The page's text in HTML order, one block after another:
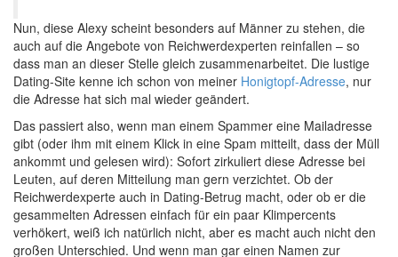
Nun, diese Alexy scheint besonders auf Männer zu stehen, die
auch auf die Angebote von Reichwerdexperten reinfallen – so
dass man an dieser Stelle gleich zusammenarbeitet. Die lustige
Dating-Site kenne ich schon von meiner Honigtopf-Adresse, nur
die Adresse hat sich mal wieder geändert.
Das passiert also, wenn man einem Spammer eine Mailadresse
gibt (oder ihm mit einem Klick in eine Spam mitteilt, dass der Müll
ankommt und gelesen wird): Sofort zirkuliert diese Adresse bei
Leuten, auf deren Mitteilung man gern verzichtet. Ob der
Reichwerdexperte auch in Dating-Betrug macht, oder ob er die
gesammelten Adressen einfach für ein paar Klimpercents
verhökert, weiß ich natürlich nicht, aber es macht auch nicht den
großen Unterschied. Und wenn man gar einen Namen zur